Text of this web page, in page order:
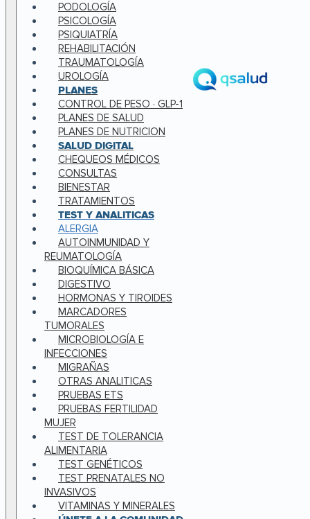
PODOLOGÍA
PSICOLOGÍA
PSIQUIATRÍA
REHABILITACIÓN
TRAUMATOLOGÍA
UROLOGÍA
PLANES
CONTROL DE PESO · GLP-1
PLANES DE SALUD
PLANES DE NUTRICION
SALUD DIGITAL
CHEQUEOS MÉDICOS
CONSULTAS
BIENESTAR
TRATAMIENTOS
TEST Y ANALITICAS
ALERGIA
AUTOINMUNIDAD Y
REUMATOLOGÍA
BIOQUÍMICA BÁSICA
DIGESTIVO
HORMONAS Y TIROIDES
MARCADORES
TUMORALES
MICROBIOLOGÍA E
INFECCIONES
MIGRAÑAS
OTRAS ANALITICAS
PRUEBAS ETS
PRUEBAS FERTILIDAD
MUJER
TEST DE TOLERANCIA
ALIMENTARIA
TEST GENÉTICOS
TEST PRENATALES NO
INVASIVOS
VITAMINAS Y MINERALES